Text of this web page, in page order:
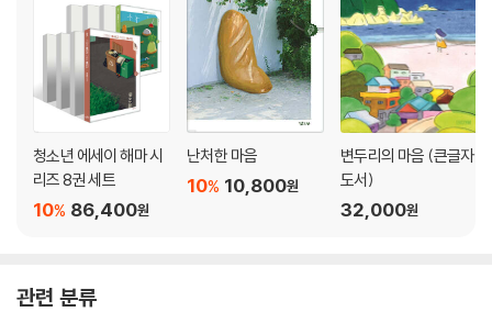
잔혹 서문을 만나다 / 기쁨과 슬픔이 갈라지는 그곳 / 당신에게 미안한 소
설 새벽입니다 / 여기는 어디의 샛길이지? /
나의 마음 순하게 만드는 사람 / 기껏해야 말로 길을 내줄 뿐이야 / 기다림
에도 온도와 표정이 있다 /
이런 곳에서 살았다는 흔적 남기고 싶지 않아요 / 우리는『까대기』독서모
임 중이에요 / 잠시나마 행복했습니다 /
다 이어져 있더라 / 철민이, 퇴장합니다 / 함박눈처럼 소복소복 쌓이고 있
다 / 쓸모를 짐작할 수 없어서 아름다운 거야 / 라면은 멋있다? 라면은 다
에필로그 / 추천의 글 / 『소년을 읽다』와 함께한 책들
청소년 에세이 해마 시
리즈 8권 세트
86,400원
10%
난처한 마음
10,800원
10%
변두리의 마음 (큰글자
도서)
32,000원
관련 분류